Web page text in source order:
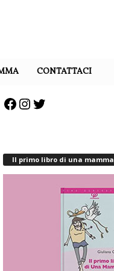
CONTATTACI
Facebook
Instagram
Twitter
Il primo libro di una mamma